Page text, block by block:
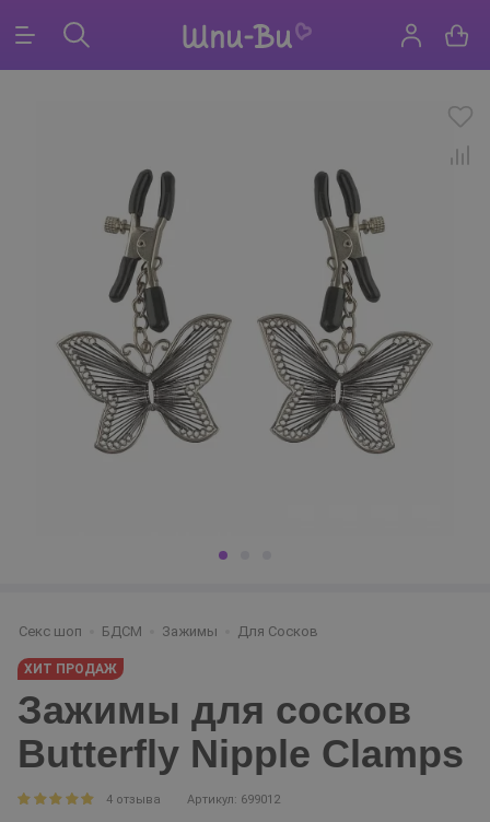
Секс шоп БДСМ Зажимы Для Сосков
ХИТ ПРОДАЖ
Зажимы для сосков
Butterfly Nipple Clamps
4 отзыва Артикул: 699012